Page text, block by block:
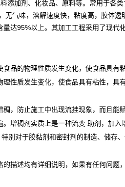
添加剂、化妆品、原料等。常用于各
味，溶解速度快，粘度高，胶体透
达95%以上。其加工工程采用了现
品的物理性质发生变化，使食品具有
性质发生变化，使食品具有粘性，具
，防止施工中出现流挂现象，而且
增稠剂实质上是一种流变 助剂，加
别对于胶黏剂和密封剂的制造、储存
描述均有详细说明，如果有任何问题